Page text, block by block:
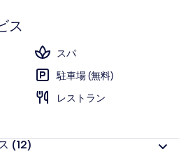
ス
スパ
駐車場 (無料)
レストラン
(12)